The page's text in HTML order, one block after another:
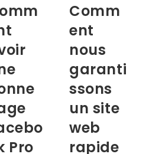
Pro
Comm
ent
nous
garanti
ssons
un site
web
rapide